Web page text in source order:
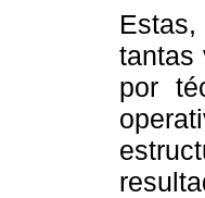
tantas
por